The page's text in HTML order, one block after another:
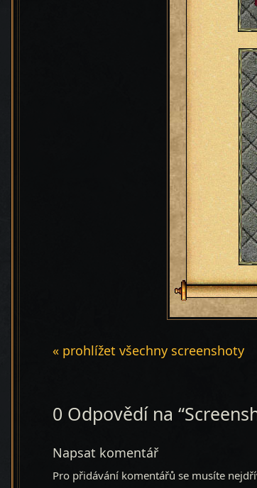
« prohlížet všechny screenshoty
0 Odpovědí na
Napsat komentář
Pro přidávání komentářů se musíte